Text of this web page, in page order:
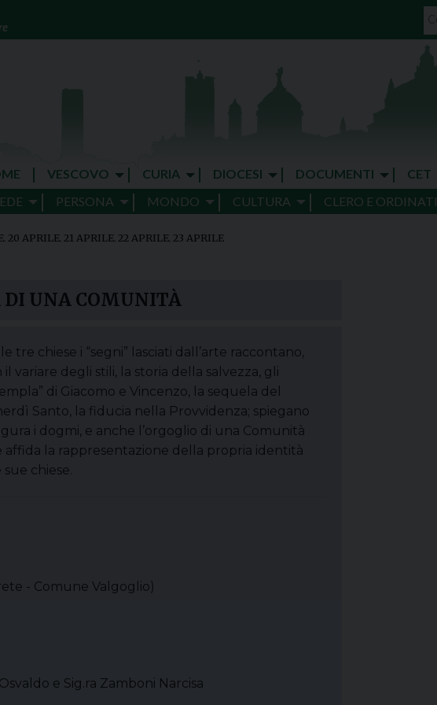
VESCOVO CURIA DIOCESI DOCUMENTI CET
PERSONA MONDO CULTURA CLERO E ORDINATI
20 APRILE 21 APRILE 22 APRILE 23 APRILE
DI UNA COMUNITÀ
tre chiese i “segni” lasciati dall’arte raccontano,
il variare degli stili, la storia della salvezza, gli
di Giacomo e Vincenzo, la sequela del
Santo, la fiducia nella Provvidenza; spiegano
i dogmi, e anche l’orgoglio di una Comunità
affida la rappresentazione della propria identità
sue chiese.
- Comune Valgoglio)
e Sig.ra Zamboni Narcisa